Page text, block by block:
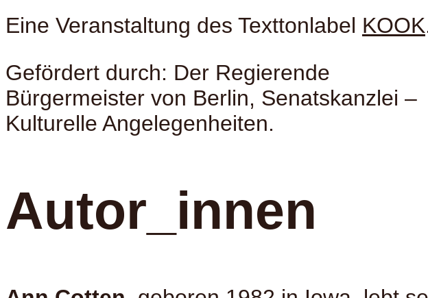
Eine Veranstaltung des Texttonlabel KOOK
Gefördert durch: Der Regierende
Bürgermeister von Berlin, Senatskanzlei –
Kulturelle Angelegenheiten.
Autor_innen